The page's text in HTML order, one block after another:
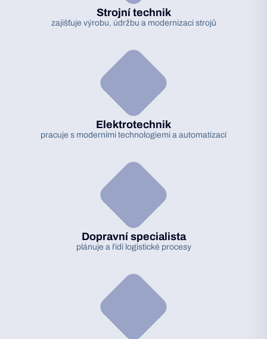
Strojní technik
zajišťuje výrobu, údržbu a modernizaci strojů
Elektrotechnik
pracuje s moderními technologiemi a automatizací
Dopravní specialista
plánuje a řídí logistické procesy